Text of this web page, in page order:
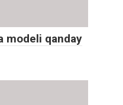
modeli qanday